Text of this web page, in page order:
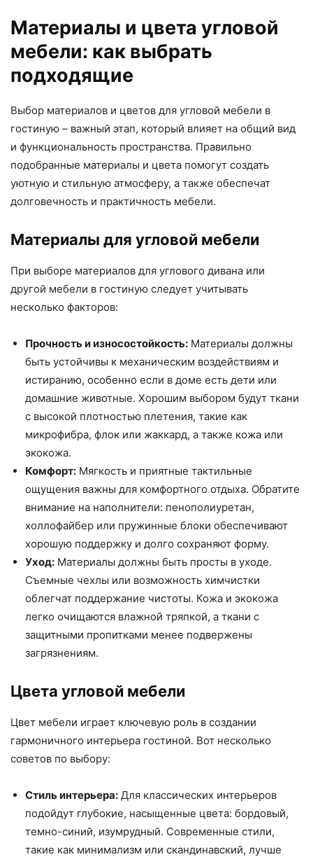
Материалы и цвета угловой
мебели: как выбрать
подходящие
Выбор материалов и цветов для угловой мебели в
гостиную – важный этап, который влияет на общий вид
и функциональность пространства. Правильно
подобранные материалы и цвета помогут создать
уютную и стильную атмосферу, а также обеспечат
долговечность и практичность мебели.
Материалы для угловой мебели
При выборе материалов для углового дивана или
другой мебели в гостиную следует учитывать
несколько факторов:
Прочность и износостойкость: Материалы должны
быть устойчивы к механическим воздействиям и
истиранию, особенно если в доме есть дети или
домашние животные. Хорошим выбором будут ткани
с высокой плотностью плетения, такие как
микрофибра, флок или жаккард, а также кожа или
экокожа.
Комфорт: Мягкость и приятные тактильные
ощущения важны для комфортного отдыха. Обратите
внимание на наполнители: пенополиуретан,
холлофайбер или пружинные блоки обеспечивают
хорошую поддержку и долго сохраняют форму.
Уход: Материалы должны быть просты в уходе.
Съемные чехлы или возможность химчистки
облегчат поддержание чистоты. Кожа и экокожа
легко очищаются влажной тряпкой, а ткани с
защитными пропитками менее подвержены
загрязнениям.
Цвета угловой мебели
Цвет мебели играет ключевую роль в создании
гармоничного интерьера гостиной. Вот несколько
советов по выбору:
Стиль интерьера: Для классических интерьеров
подойдут глубокие, насыщенные цвета: бордовый,
темно-синий, изумрудный. Современные стили,
такие как минимализм или скандинавский, лучше